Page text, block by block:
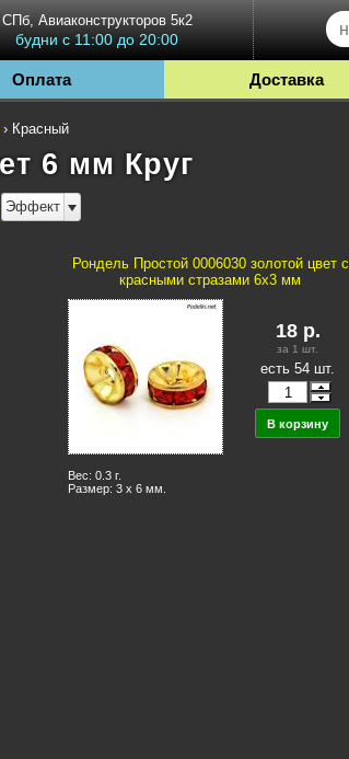
Оплата Доставка
› Красный
6 мм Круг
Эффект
Рондель Простой 0006030 золотой цвет с
красными стразами 6x3 мм
Вес: 0.3 г.
Размер: 3 x 6 мм.
18 р.
за 1 шт.
есть 54 шт.
СПб, Авиаконструкторов 5к2
будни с 11:00 до 20:00